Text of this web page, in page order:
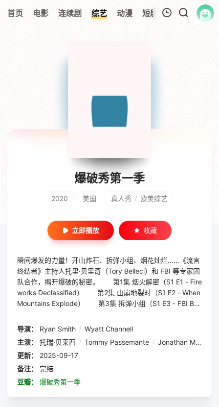
首页 电影 连续剧 综艺 动漫 短剧大全 纪录片
暂无观看影片的记录
爆破秀第一季
2020 美国 真人秀 / 欧美综艺
立即播放 收藏
瞬间爆发的力量！开山炸石、拆弹小组、烟花灿烂……《流言
终结者》主持人托里·贝里奇（Tory Belleci）和 FBI 等专家团
队合作，揭开爆破的秘密。 第1集 烟火解密（S1 E1 - Fire
works Declassified） 第2集 山崩地裂时（S1 E2 - When
Mountains Explode） 第3集 拆弹小组（S1 E3 - FBI Bo
Blast） 第5集 以火攻火（S1 E5 - Fighting Fire With Fir
e） 第6集 轰炸好莱坞（S1 E6-Blowing Up Hollywood）
导演： Ryan Smith / Wyatt Channell
主演：
托瑞·贝莱西 / Tommy Passemante / Jonathan Myrkle
更新：
2025-09-17
备注：
完结
豆瓣：
爆破秀第一季